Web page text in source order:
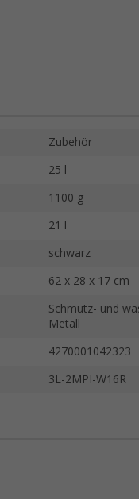
Zubehör
25 l
1100 g
21 l
schwarz
62 x 28 x 17 cm
Schmutz- und
Metall
4270001042323
3L-2MPI-W16R